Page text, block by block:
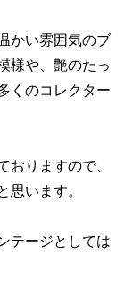
かい雰囲気のブ
様や、艶のたっ
くのコレクター
りますので、
います。
テージとしては